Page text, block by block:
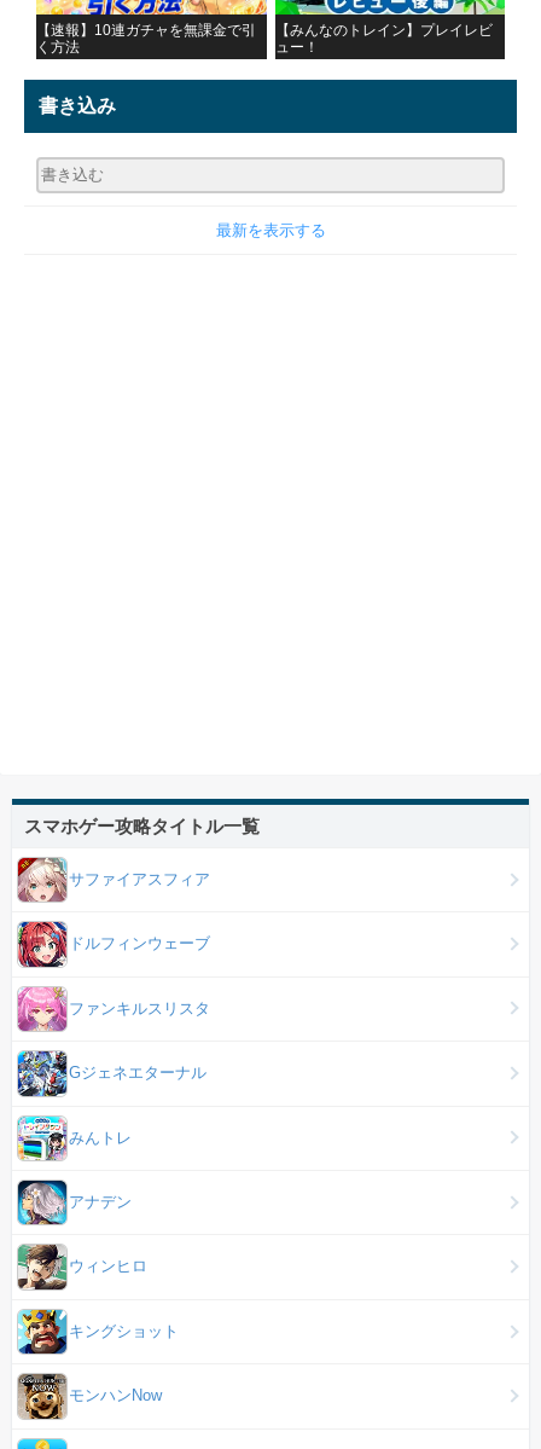
【速報】10連ガチャを無課金で引
く方法
【みんなのトレイン】プレイレビ
ュー！
書き込み
最新を表示する
スマホゲー攻略タイトル一覧
サファイアスフィア
ドルフィンウェーブ
ファンキルスリスタ
Gジェネエターナル
みんトレ
アナデン
ウィンヒロ
キングショット
モンハンNow